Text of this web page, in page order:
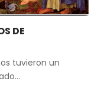
DE
tuvieron un